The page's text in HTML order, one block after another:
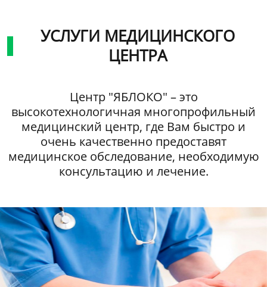
УСЛУГИ МЕДИЦИНСКОГО
ЦЕНТРА
Центр "ЯБЛОКО" – это
высокотехнологичная многопрофильный
медицинский центр, где Вам быстро и
очень качественно предоставят
медицинское обследование, необходимую
консультацию и лечение.